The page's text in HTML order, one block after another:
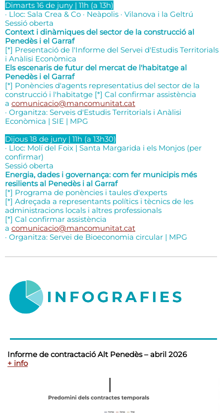
Dimarts 16 de juny | 11h (a 13h)
· Lloc: Sala Crea & Co · Neàpolis · Vilanova i la Geltrú
Sessió oberta
Context i dinàmiques del sector de la construcció al
Penedès i el Garraf
[*] Presentació de l'Informe del Servei d'Estudis Territorials
i Anàlisi Econòmica
Els escenaris de futur del mercat de l'habitatge al
Penedès i el Garraf
[*] Ponències d'agents representatius del sector de la
construcció i l'habitatge [*] Cal confirmar assistència
a comunicacio@mancomunitat.cat
· Organitza: Serveis d'Estudis Territorials i Anàlisi
Econòmica | SIE | MPG
Dijous 18 de juny | 11h (a 13h30)
· Lloc: Molí del Foix | Santa Margarida i els Monjos (per
confirmar)
Sessió oberta
Energia, dades i governança: com fer municipis més
resilients al Penedès i al Garraf
[*] Programa de ponències i taules d'experts
[*] Adreçada a representants polítics i tècnics de les
administracions locals i altres professionals
[*] Cal confirmar assistència
a comunicacio@mancomunitat.cat
· Organitza: Servei de Bioeconomia circular | MPG
Informe de contractació Alt Penedès – abril 2026
+ info